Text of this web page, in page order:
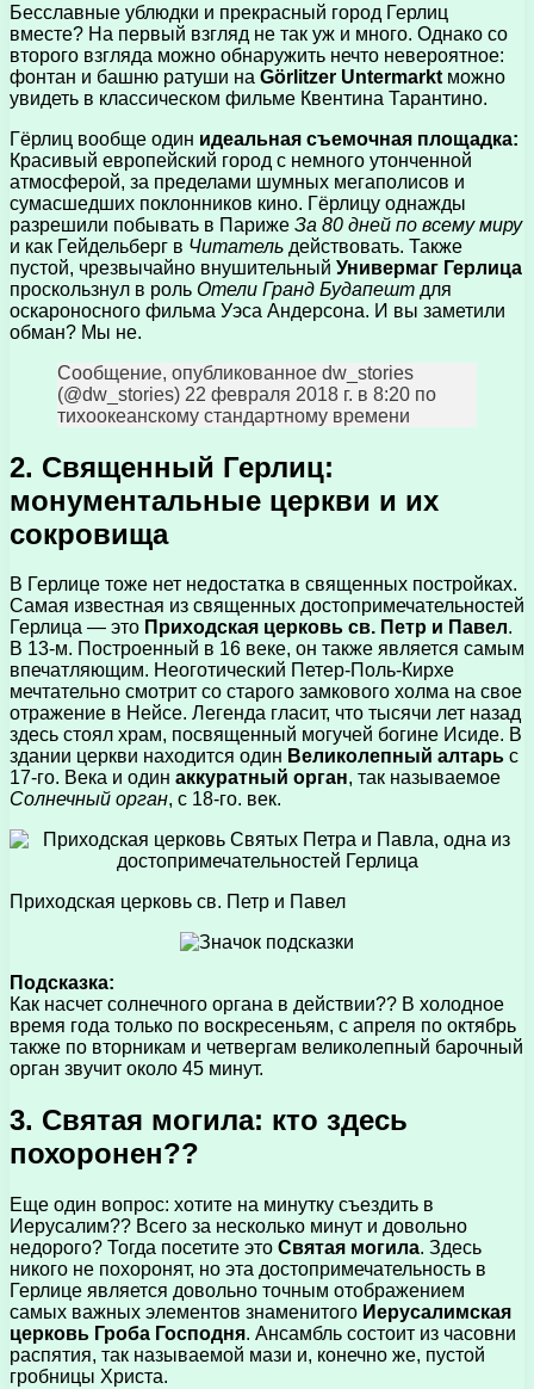
Бесславные ублюдки и прекрасный город Герлиц
вместе? На первый взгляд не так уж и много. Однако со
второго взгляда можно обнаружить нечто невероятное:
фонтан и башню ратуши на Görlitzer Untermarkt можно
увидеть в классическом фильме Квентина Тарантино.
Гёрлиц вообще один идеальная съемочная площадка:
Красивый европейский город с немного утонченной
атмосферой, за пределами шумных мегаполисов и
сумасшедших поклонников кино. Гёрлицу однажды
разрешили побывать в Париже За 80 дней по всему миру
и как Гейдельберг в Читатель действовать. Также
пустой, чрезвычайно внушительный Универмаг Герлица
проскользнул в роль Отели Гранд Будапешт для
оскароносного фильма Уэса Андерсона. И вы заметили
обман? Мы не.
Сообщение, опубликованное dw_stories
(@dw_stories) 22 февраля 2018 г. в 8:20 по
тихоокеанскому стандартному времени
2. Священный Герлиц:
монументальные церкви и их
сокровища
В Герлице тоже нет недостатка в священных постройках.
Самая известная из священных достопримечательностей
Герлица — это Приходская церковь св. Петр и Павел.
В 13-м. Построенный в 16 веке, он также является самым
впечатляющим. Неоготический Петер-Поль-Кирхе
мечтательно смотрит со старого замкового холма на свое
отражение в Нейсе. Легенда гласит, что тысячи лет назад
здесь стоял храм, посвященный могучей богине Исиде. В
здании церкви находится один Великолепный алтарь с
17-го. Века и один аккуратный орган, так называемое
Солнечный орган, с 18-го. век.
Приходская церковь св. Петр и Павел
Подсказка:
Как насчет солнечного органа в действии?? В холодное
время года только по воскресеньям, с апреля по октябрь
также по вторникам и четвергам великолепный барочный
орган звучит около 45 минут.
3. Святая могила: кто здесь
похоронен??
Еще один вопрос: хотите на минутку съездить в
Иерусалим?? Всего за несколько минут и довольно
недорого? Тогда посетите это Святая могила. Здесь
никого не похоронят, но эта достопримечательность в
Герлице является довольно точным отображением
самых важных элементов знаменитого Иерусалимская
церковь Гроба Господня. Ансамбль состоит из часовни
распятия, так называемой мази и, конечно же, пустой
гробницы Христа.